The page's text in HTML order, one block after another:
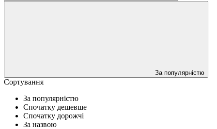
За популярністю
Сортування
За популярністю
Спочатку дешевше
Спочатку дорожчі
За назвою